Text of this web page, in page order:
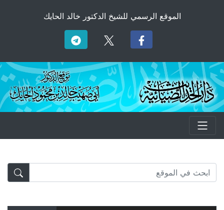
الموقع الرسمي للشيخ الدكتور خالد الحايك